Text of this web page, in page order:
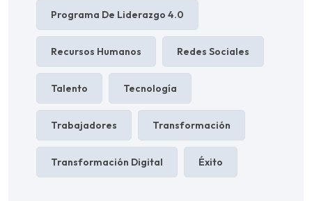
Programa De Liderazgo 4.0
Recursos Humanos Redes Sociales
Talento Tecnología
Trabajadores Transformación
Transformación Digital Éxito